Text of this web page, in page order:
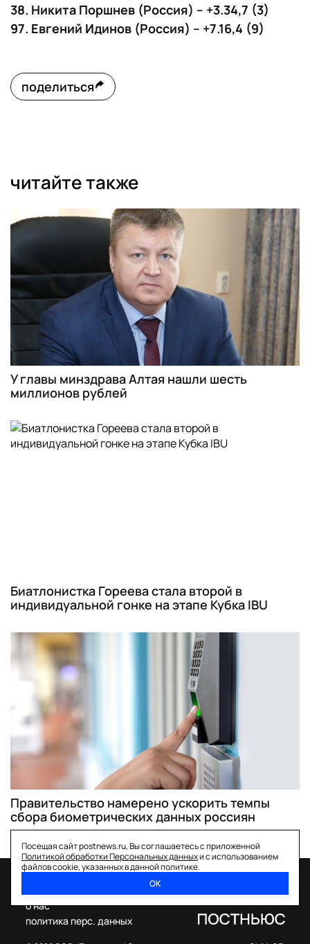
38. Никита Поршнев (Россия) – +3.34,7 (3)
97. Евгений Идинов (Россия) – +7.16,4 (9)
поделиться
читайте также
У главы минздрава Алтая нашли шесть
миллионов рублей
Биатлонистка Гореева стала второй в
индивидуальной гонке на этапе Кубка IBU
Правительство намерено ускорить темпы
сбора биометрических данных россиян
Посещая сайт postnews.ru, Вы соглашаетесь с приложенной
Политикой обработки Персональных данныхи с использованием
файлов cookie, указанных в данной политике.
ОК
о нас
политика перс. данных